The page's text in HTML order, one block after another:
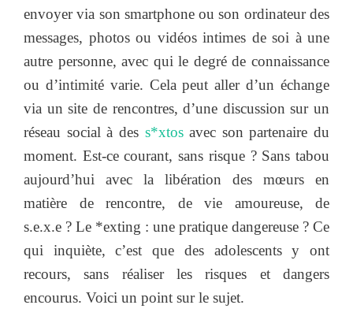
envoyer via son smartphone ou son ordinateur des
messages, photos ou vidéos intimes de soi à une
autre personne, avec qui le degré de connaissance
ou d’intimité varie. Cela peut aller d’un échange
via un site de rencontres, d’une discussion sur un
réseau social à des s*xtosavec son partenaire du
moment. Est-ce courant, sans risque ? Sans tabou
aujourd’hui avec la libération des mœurs en
matière de rencontre, de vie amoureuse, de
s.e.x.e ? Le *exting : une pratique dangereuse ? Ce
qui inquiète, c’est que des adolescents y ont
recours, sans réaliser les risques et dangers
encourus. Voici un point sur le sujet.